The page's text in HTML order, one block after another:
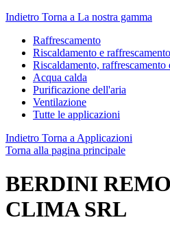
Indietro Torna a La nostra gamma
Raffrescamento
Riscaldamento e raffrescamento
Riscaldamento, raffrescamento
Acqua calda
Purificazione dell'aria
Ventilazione
Tutte le applicazioni
Indietro Torna a Applicazioni
Torna alla pagina principale
BERDINI
CLIMA SRL